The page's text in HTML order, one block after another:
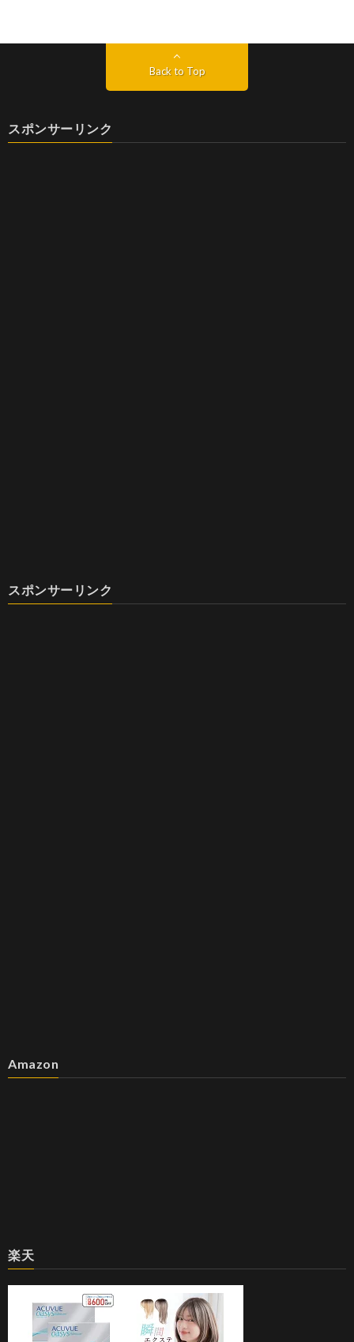
Back to Top
スポンサーリンク
スポンサーリンク
Amazon
楽天